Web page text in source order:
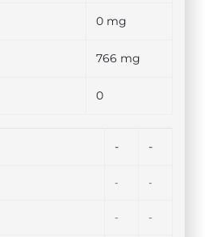
0 mg
766 mg
0
- -
- -
- -